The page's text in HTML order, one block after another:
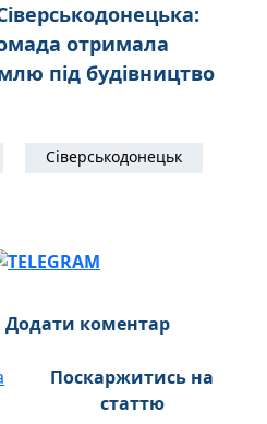
отримала
під будівництво
Сіверськодонецьк
Додати коментар
Поскаржитись на
статтю